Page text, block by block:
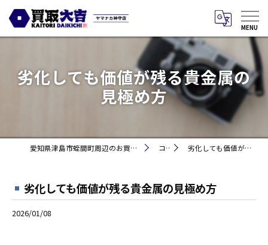
劣化しても価値が残る貴金属の
見極め方
愛知県津島市蛭間町周辺のお買取りなら買取大吉 ヤマナカ神守店 コラム 劣化しても価値が残る貴金属の見極め方
劣化しても価値が残る貴金属の見極め方
2026/01/08